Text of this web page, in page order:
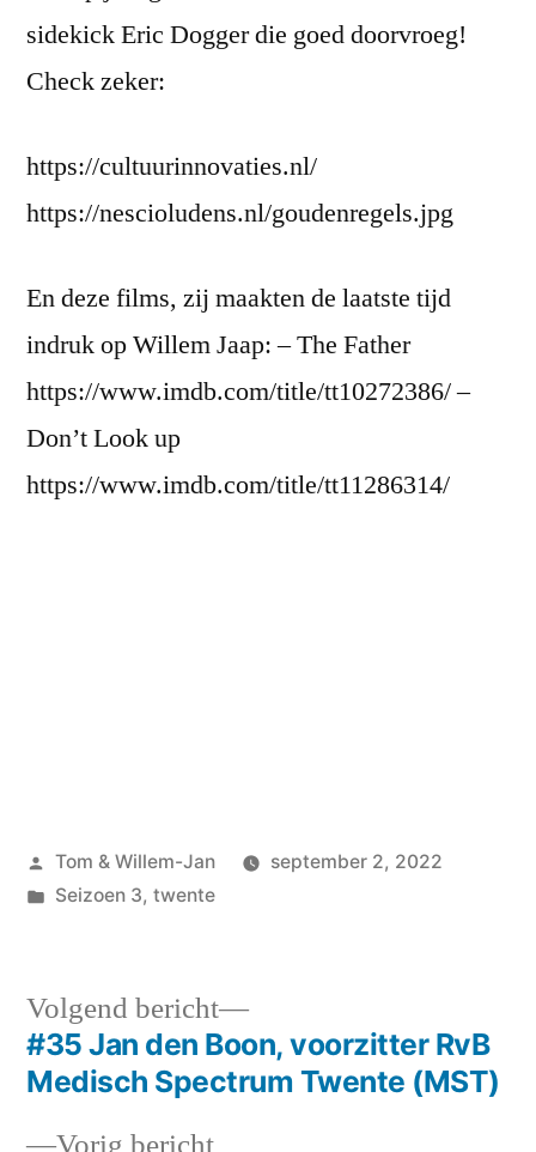
sidekick Eric Dogger die goed doorvroeg!
Check zeker:
https://cultuurinnovaties.nl/
https://nescioludens.nl/goudenregels.jpg
En deze films, zij maakten de laatste tijd
indruk op Willem Jaap: – The Father
https://www.imdb.com/title/tt10272386/ –
Don’t Look up
https://www.imdb.com/title/tt11286314/
Geplaatst
door
Tom & Willem-Jan
september 2, 2022
Geplaatst
Seizoen 3, twente
Bericht
navigatie Vorig
Volgend bericht
Volgend
bericht:
#35 Jan den Boon, voorzitter RvB
Medisch Spectrum Twente (MST)